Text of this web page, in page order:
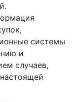
системы
и
случаев,